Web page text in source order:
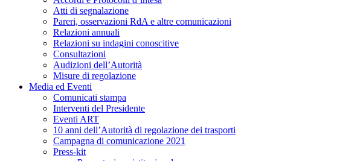
Atti di segnalazione
Pareri, osservazioni RdA e altre comunicazioni
Relazioni annuali
Relazioni su indagini conoscitive
Consultazioni
Audizioni dell’Autorità
Misure di regolazione
Media ed Eventi
Comunicati stampa
Interventi del Presidente
Eventi ART
10 anni dell’Autorità di regolazione dei trasporti
Campagna di comunicazione 2021
Press-kit